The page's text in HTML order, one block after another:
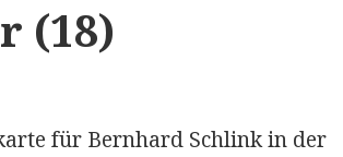
(18)
für Bernhard Schlink in der